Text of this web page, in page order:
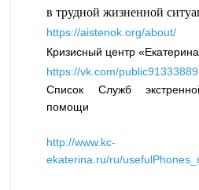
в трудной жизненной
https://aistenok.org/about/
Кризисный центр
https://vk.com/public91333889
Список Служб
помощи
http://www.kc-
ekaterina.ru/ru/